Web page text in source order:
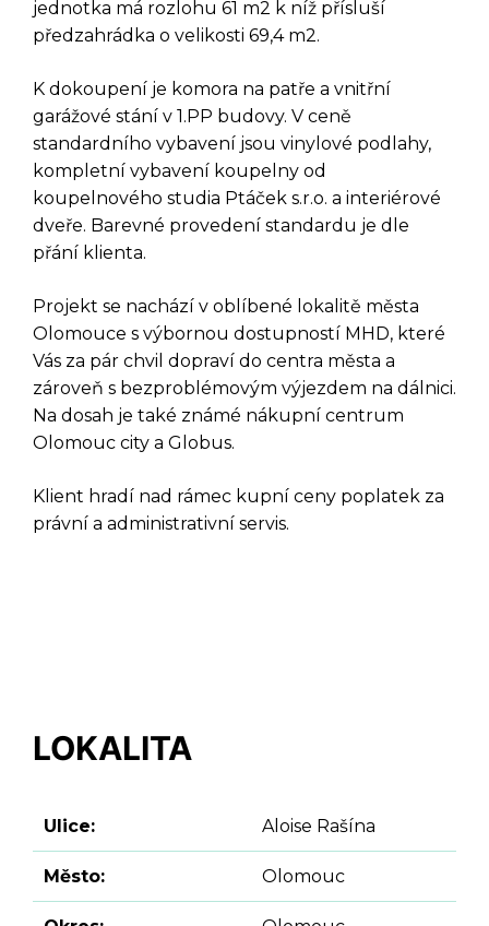
jednotka má rozlohu 61 m2 k níž přísluší
předzahrádka o velikosti 69,4 m2.
K dokoupení je komora na patře a vnitřní
garážové stání v 1.PP budovy. V ceně
standardního vybavení jsou vinylové podlahy,
kompletní vybavení koupelny od
koupelnového studia Ptáček s.r.o. a interiérové
dveře. Barevné provedení standardu je dle
přání klienta.
Projekt se nachází v oblíbené lokalitě města
Olomouce s výbornou dostupností MHD, které
Vás za pár chvil dopraví do centra města a
zároveň s bezproblémovým výjezdem na dálnici.
Na dosah je také známé nákupní centrum
Olomouc city a Globus.
Klient hradí nad rámec kupní ceny poplatek za
právní a administrativní servis.
LOKALITA
Ulice: Aloise Rašína
Město: Olomouc
DOTAZ K TÉTO
NEMOVITOSTI